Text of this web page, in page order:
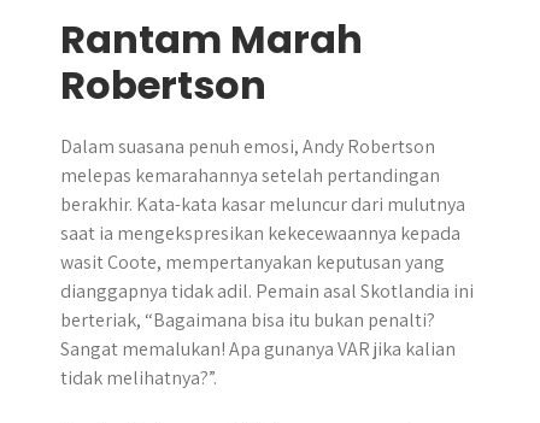
Rantam Marah
Robertson
Dalam suasana penuh emosi, Andy Robertson
melepas kemarahannya setelah pertandingan
berakhir. Kata-kata kasar meluncur dari mulutnya
saat ia mengekspresikan kekecewaannya kepada
wasit Coote, mempertanyakan keputusan yang
dianggapnya tidak adil. Pemain asal Skotlandia ini
berteriak, “Bagaimana bisa itu bukan penalti?
Sangat memalukan! Apa gunanya VAR jika kalian
tidak melihatnya?”.